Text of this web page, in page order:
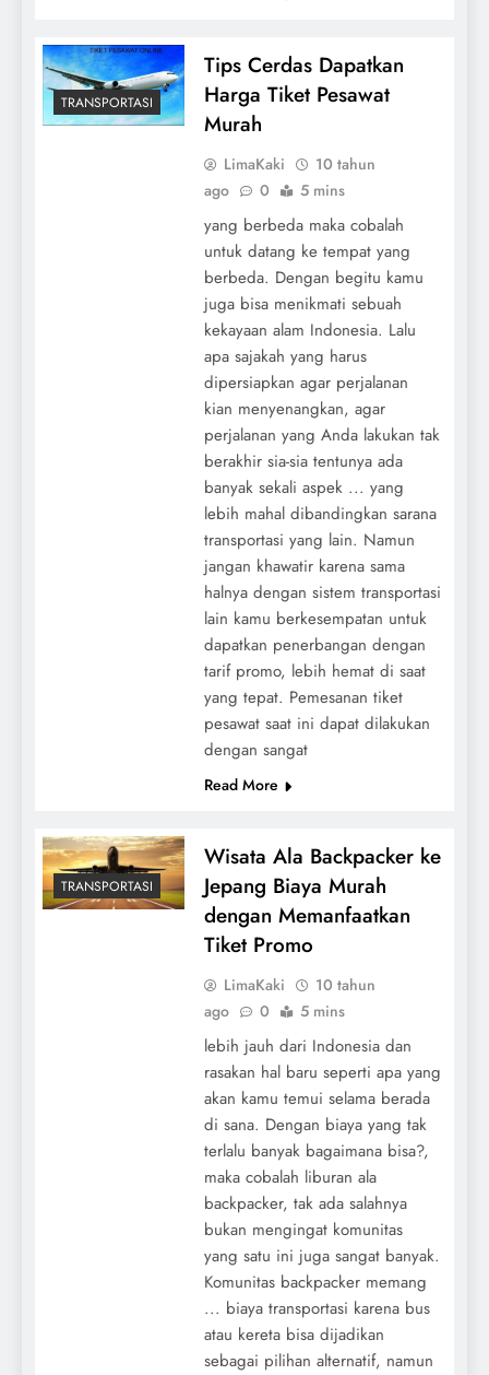
TRANSPORTASI
Tips Cerdas Dapatkan
Harga Tiket Pesawat
Murah
LimaKaki
10 tahun
ago
0 5 mins
yang berbeda maka cobalah
untuk datang ke tempat yang
berbeda. Dengan begitu kamu
juga bisa menikmati sebuah
kekayaan alam Indonesia. Lalu
apa sajakah yang harus
dipersiapkan agar perjalanan
kian menyenangkan, agar
perjalanan yang Anda lakukan tak
berakhir sia-sia tentunya ada
banyak sekali aspek ... yang
lebih mahal dibandingkan sarana
transportasi yang lain. Namun
jangan khawatir karena sama
halnya dengan sistem transportasi
lain kamu berkesempatan untuk
dapatkan penerbangan dengan
tarif promo, lebih hemat di saat
yang tepat. Pemesanan tiket
pesawat saat ini dapat dilakukan
dengan sangat
Read More
TRANSPORTASI
Wisata Ala Backpacker ke
Jepang Biaya Murah
dengan Memanfaatkan
Tiket Promo
LimaKaki
10 tahun
ago
0 5 mins
lebih jauh dari Indonesia dan
rasakan hal baru seperti apa yang
akan kamu temui selama berada
di sana. Dengan biaya yang tak
terlalu banyak bagaimana bisa?,
maka cobalah liburan ala
backpacker, tak ada salahnya
bukan mengingat komunitas
yang satu ini juga sangat banyak.
Komunitas backpacker memang
... biaya transportasi karena bus
atau kereta bisa dijadikan
sebagai pilihan alternatif, namun